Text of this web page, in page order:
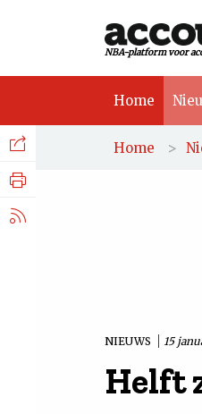
NBA-platform voor
Home
Home >
NIEUWS 15
Helft
Facebook
Nieuws